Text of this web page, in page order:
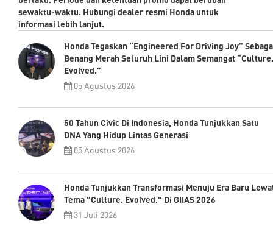
sewaktu-waktu. Hubungi dealer resmi Honda untuk
informasi lebih lanjut.
Honda Tegaskan “Engineered For Driving Joy”
Benang Merah Seluruh Lini Dalam Semangat “Culture.
Evolved.”
05 Agustus 2026
50 Tahun Civic Di Indonesia, Honda Tunjukkan Satu
DNA Yang Hidup Lintas Generasi
05 Agustus 2026
Honda Tunjukkan Transformasi Menuju Era Baru
Tema "Culture. Evolved." Di GIIAS 2026
31 Juli 2026